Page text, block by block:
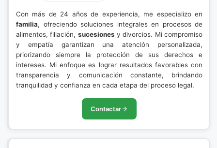
Con más de 24 años de experiencia, me especializo en
familia, ofreciendo soluciones integrales en procesos de
alimentos, filiación, sucesiones y divorcios. Mi compromiso
y empatía garantizan una atención personalizada,
priorizando siempre la protección de sus derechos e
intereses. Mi enfoque es lograr resultados favorables con
transparencia y comunicación constante, brindando
tranquilidad y confianza en cada etapa del proceso legal.
Contactar